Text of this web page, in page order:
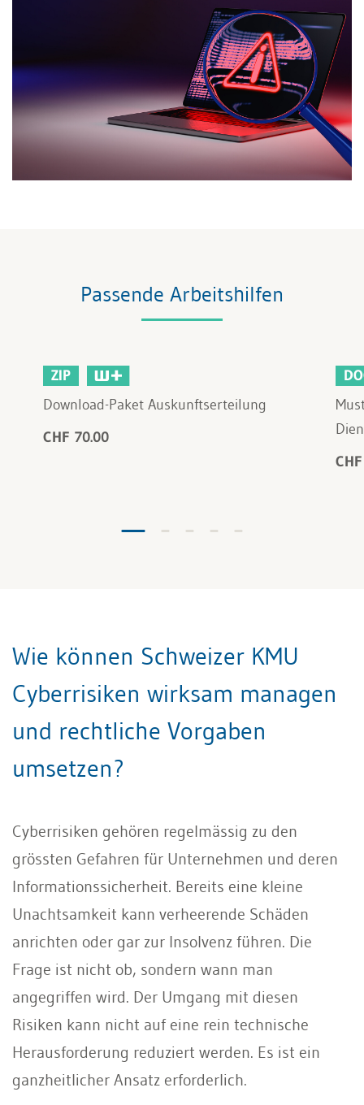
Passende Arbeitshilfen
ZIP
Download-Paket Auskunftserteilung
CHF 70.00
Wie können Schweizer KMU
Cyberrisiken wirksam managen
und rechtliche Vorgaben
umsetzen?
Cyberrisiken gehören regelmässig zu den
grössten Gefahren für Unternehmen und deren
Informationssicherheit. Bereits eine kleine
Unachtsamkeit kann verheerende Schäden
anrichten oder gar zur Insolvenz führen. Die
Frage ist nicht ob, sondern wann man
angegriffen wird. Der Umgang mit diesen
Risiken kann nicht auf eine rein technische
Herausforderung reduziert werden. Es ist ein
ganzheitlicher Ansatz erforderlich.